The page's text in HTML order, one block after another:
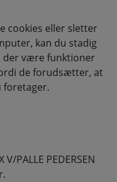
cookies eller sletter
kan du stadig
der være funktioner
de forudsætter, at
foretager.
PALLE PEDERSEN